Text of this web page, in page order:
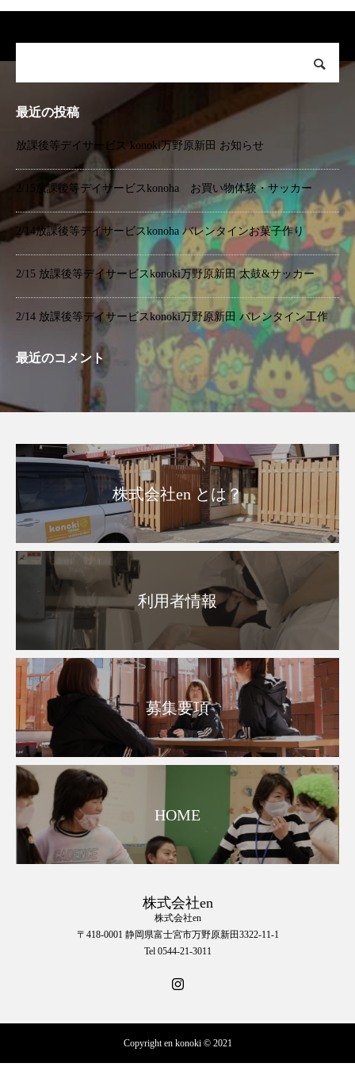
最近の投稿
放課後等デイサービス konoki万野原新田 お知らせ
2/15放課後等デイサービスkonoha お買い物体験・サッカー
2/14放課後等デイサービスkonoha バレンタインお菓子作り
2/15 放課後等デイサービスkonoki万野原新田 太鼓&サッカー
2/14 放課後等デイサービスkonoki万野原新田 バレンタイン工作
最近のコメント
株式会社en とは？
利用者情報
募集要項
HOME
株式会社en
株式会社en
〒418-0001 静岡県富士宮市万野原新田3322-11-1
Tel 0544-21-3011
Copyright en konoki © 2021